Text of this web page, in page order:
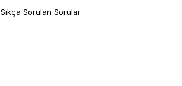
Sıkça Sorulan Sorular